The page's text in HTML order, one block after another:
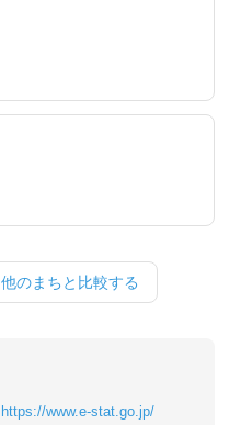
他のまちと比較する
https://www.e-stat.go.jp/